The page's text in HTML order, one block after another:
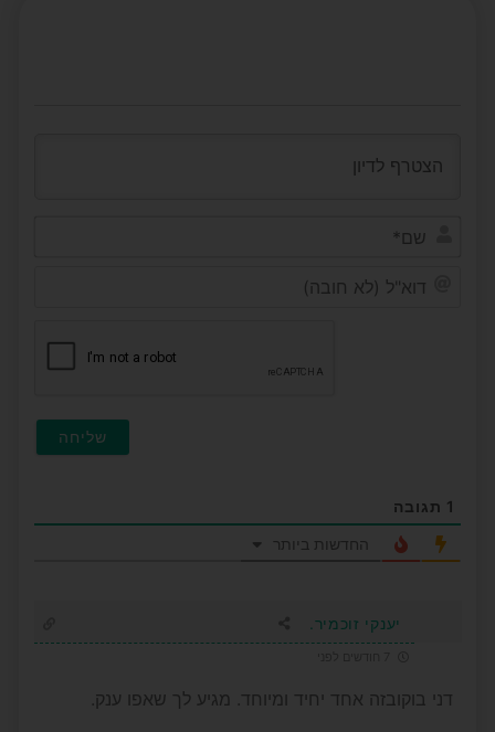
1 תגובה
החדשות ביותר
יענקי זוכמיר.
דני בוקובזה אחד יחיד ומיוחד. מגיע לך שאפו ענק.